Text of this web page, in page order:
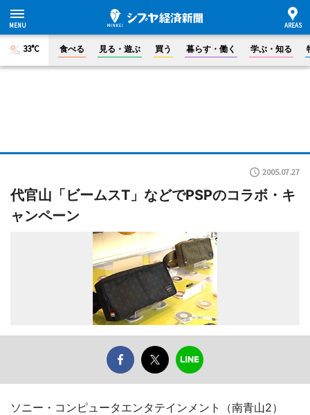
33°C 食べる 見る・遊ぶ 買う 暮らす・働く 学ぶ・知る
2005.07.27
代官山「ビームスT」などでPSPのコラボ・キ
ャンペーン
ソニー・コンピュータエンタテインメント（南青山2）